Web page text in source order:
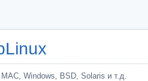
Windows, BSD, Solaris и т.д.